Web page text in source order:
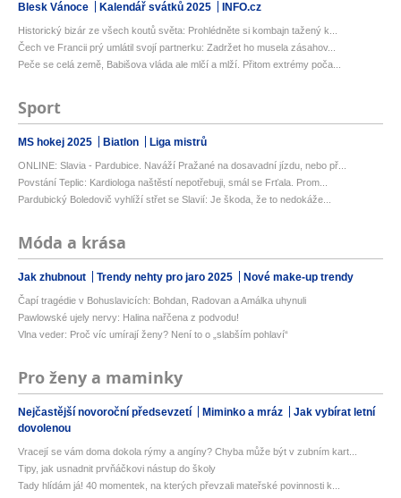
Blesk Vánoce Kalendář svátků 2025 INFO.cz
Historický bizár ze všech koutů světa: Prohlédněte si kombajn tažený k...
Čech ve Francii prý umlátil svojí partnerku: Zadržet ho musela zásahov...
Peče se celá země, Babišova vláda ale mlčí a mlží. Přitom extrémy poča...
Sport
MS hokej 2025 Biatlon Liga mistrů
ONLINE: Slavia - Pardubice. Naváží Pražané na dosavadní jízdu, nebo př...
Povstání Teplic: Kardiologa naštěstí nepotřebuji, smál se Frťala. Prom...
Pardubický Boledovič vyhlíží střet se Slavií: Je škoda, že to nedokáže...
Móda a krása
Jak zhubnout Trendy nehty pro jaro 2025 Nové make-up trendy
Čapí tragédie v Bohuslavicích: Bohdan, Radovan a Amálka uhynuli
Pawlowské ujely nervy: Halina nařčena z podvodu!
Vlna veder: Proč víc umírají ženy? Není to o „slabším pohlaví“
Pro ženy a maminky
Nejčastější novoroční předsevzetí Miminko a mráz
Jak vybírat letní
dovolenou
Vracejí se vám doma dokola rýmy a angíny? Chyba může být v zubním kart...
Tipy, jak usnadnit prvňáčkovi nástup do školy
Tady hlídám já! 40 momentek, na kterých převzali mateřské povinnosti k...